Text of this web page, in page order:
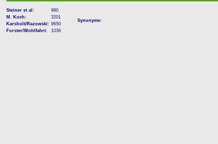
Steiner et al: 980
Synonyme:
M. Koch:
3201
Karsholt/Razowski: 9650
Forster/Wohlfahrt:
1036